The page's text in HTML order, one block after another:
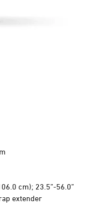
cm); 23.5”-56.0”
extender